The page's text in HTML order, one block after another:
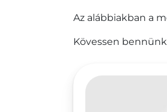
Az alábbiakban a
Kövessen